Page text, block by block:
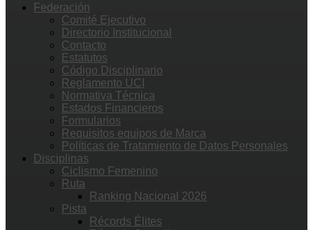
Federación
Comité Ejecutivo
Directorio Institucional
Contacto
Estatutos
Código Disciplinario
Reglamento UCI
Normativa Técnica
Estados Financieros
Formularios
Requisitos equipos de Marca
Políticas de Tratamiento de Datos Personales
Disciplinas
Ciclismo Femenino
Ruta
Ranking Nacional 2026
Pista
Récords Élites